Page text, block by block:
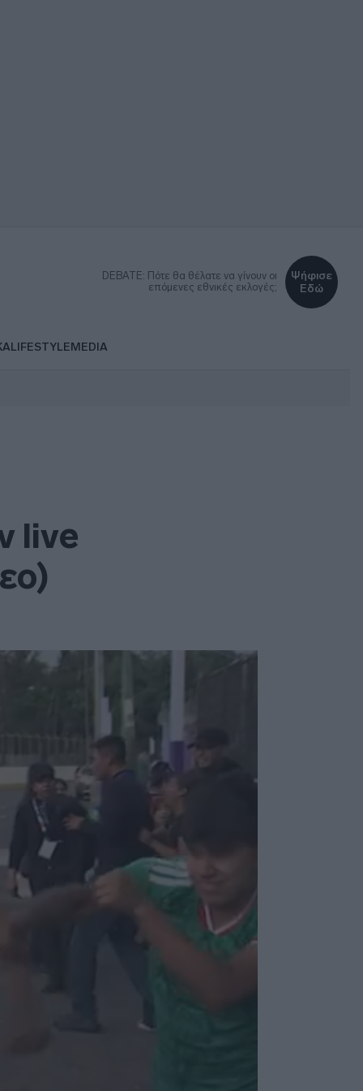
DEBATE: Πότε θα θέλατε να γίνουν οι
επόμενες εθνικές εκλογές;
Ψήφισε
Εδώ
LIFESTYLEMEDIA
live